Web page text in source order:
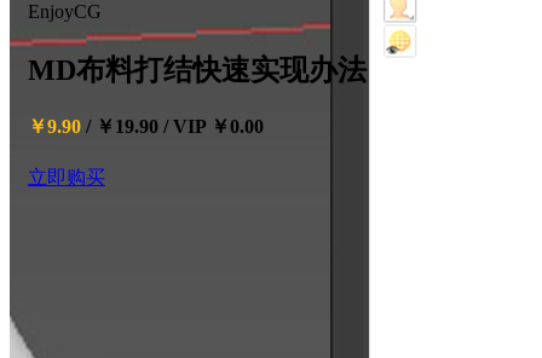
EnjoyCG
MD布料打结快速实现办法
￥9.90 / ￥19.90 /VIP ￥0.00
立即购买